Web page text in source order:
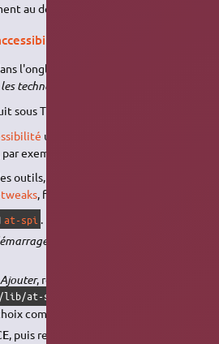
au démarrage de votre session.
l'onglet
technologies d'assistance
sous Trusty
utilisées par
exemple le
outils, par exemple, si vous
, faites ceci :
at-spi .
Ajouter, renseignez le champs
lib/at-spi-core/at-spi-registryd
comme
, puis relancez-la.